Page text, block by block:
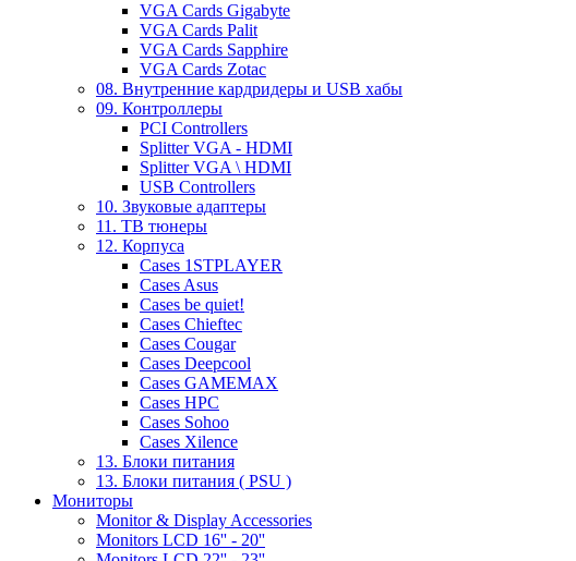
VGA Cards Gigabyte
VGA Cards Palit
VGA Cards Sapphire
VGA Cards Zotac
08. Внутренние кардридеры и USB хабы
09. Контроллеры
PCI Controllers
Splitter VGA - HDMI
Splitter VGA \ HDMI
USB Controllers
10. Звуковые адаптеры
11. ТВ тюнеры
12. Корпуса
Cases 1STPLAYER
Cases Asus
Cases be quiet!
Cases Chieftec
Cases Cougar
Cases Deepcool
Cases GAMEMAX
Cases HPC
Cases Sohoo
Cases Xilence
13. Блоки питания
13. Блоки питания ( PSU )
Мониторы
Monitor & Display Accessories
Monitors LCD 16'' - 20''